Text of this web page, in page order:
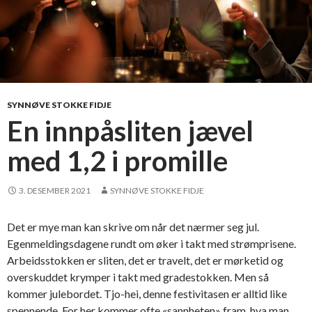
SYNNØVE STOKKE FIDJE
En innpåsliten jævel
med 1,2 i promille
3. DESEMBER 2021 SYNNØVE STOKKE FIDJE
Det er mye man kan skrive om når det nærmer seg jul.
Egenmeldingsdagene rundt om øker i takt med strømprisene.
Arbeidsstokken er sliten, det er travelt, det er mørketid og
overskuddet krymper i takt med gradestokken. Men så
kommer julebordet. Tjo-hei, denne festivitasen er alltid like